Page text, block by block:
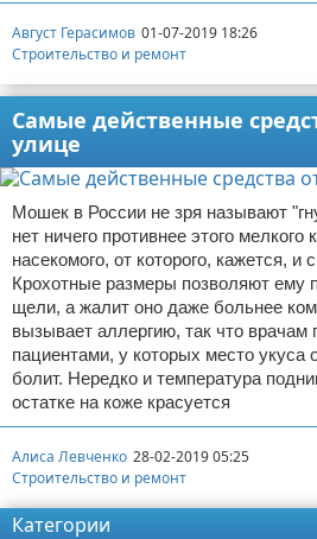
Август Герасимов 01-07-2019 18:26
Строительство и ремонт
Самые действенные
улице
Мошек в России не зря называют
нет ничего противнее этого мелкого
насекомого, от которого, кажется, и
Крохотные размеры позволяют ему
щели, а жалит оно даже больнее
вызывает аллергию, так что врачам
пациентами, у которых место укуса
болит. Нередко и температура
остатке на коже красуется
Алиса Левченко 28-02-2019 05:25
Строительство и ремонт
Категории